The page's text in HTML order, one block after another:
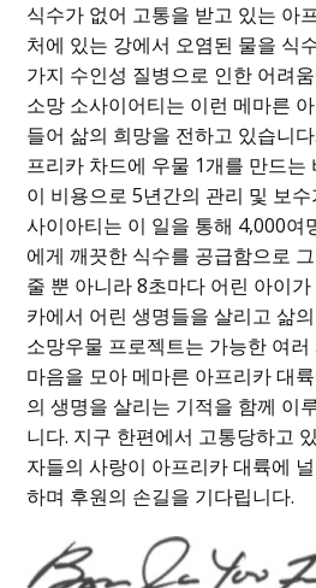
식수가 없어 고통을 받고 있는 아
처에 있는 강에서 오염된 물을 식
가지 수인성 질병으로 인한 어려
소망 소사이어티는 이런 메마른
들어 삶의 희망을 전하고 있습니
프리카 차드에 우물 1개를 만드는
이 비용으로 5년간의 관리 및 보
사이아티는 이 일을 통해 4,000여
에게 깨끗한 식수를 공급함으로
줄 뿐 아니라 8초마다 어린 아이
카에서 어린 생명들을 살리고 삶
소망우물 프로젝트는 가능한 여
마음을 모아 메마른 아프리카 대
의 생명을 살리는 기적을 함께 이
니다. 지구 한편에서 고통당하고
자들의 사랑이 아프리카 대륙에
하며 후원의 손길을 기다립니다.